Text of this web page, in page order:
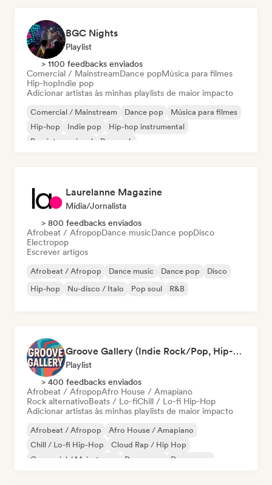
BGC Nights
Playlist
> 1100 feedbacks enviados
Comercial / MainstreamDance popMúsica para filmes
Hip-hopIndie pop
Adicionar artistas às minhas playlists de maior impacto
Comercial / Mainstream Dance pop
Música para filmes
Hip-hop
Indie pop
Hip-hop instrumental
Pop internacional
Pop rock
Laurelanne Magazine
Mídia/Jornalista
> 800 feedbacks enviados
Afrobeat / AfropopDance musicDance popDisco
Electropop
Escrever artigos
Afrobeat / Afropop Dance music Dance pop
Disco
Hip-hop
Nu-disco / Italo Pop soul R&B
Groove Gallery (Indie Rock/Pop, Hip-Hop/Rap, Afrobeat/-pop)
Playlist
> 400 feedbacks enviados
Afrobeat / AfropopAfro House / Amapiano
Rock alternativoBeats / Lo-fiChill / Lo-fi Hip-Hop
Adicionar artistas às minhas playlists de maior impacto
Afrobeat / Afropop
Afro House / Amapiano
Chill / Lo-fi Hip-Hop
Cloud Rap / Hip Hop
Comercial / Mainstream
Dance pop
Dream pop